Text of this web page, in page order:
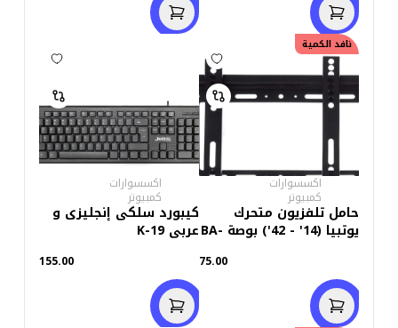
نافد الكمية
اكسسوارات
كمبيوتر
حامل تلفزيون متحرك
يوتبيا (14' - 42') بوصة BA-
75.00
اكسسوارات
كمبيوتر
كيبورد سلكى إنجليزى و
عربى K-19
155.00